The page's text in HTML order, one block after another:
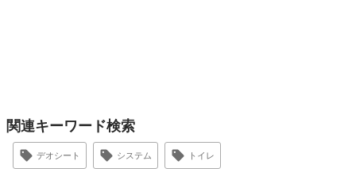
関連キーワード検索
デオシート システム トイレ